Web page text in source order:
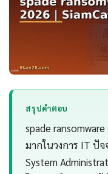
สรุปคำตอบ
spade
มากในวงการ IT ปั
System